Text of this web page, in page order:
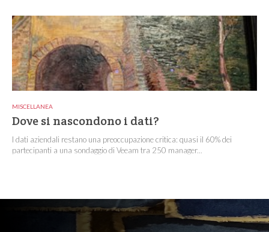
MISCELLANEA
Dove si nascondono i dati?
I dati aziendali restano una preoccupazione critica: quasi il 60% dei
partecipanti a una sondaggio di Veeam tra 250 manager...